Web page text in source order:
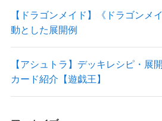
【ドラゴンメイド】《ドラゴンメ
動とした展開例
【アシュトラ】デッキレシピ・展
カード紹介【遊戯王】